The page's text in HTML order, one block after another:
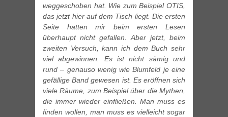
weggeschoben hat. Wie zum Beispiel OTIS,
das jetzt hier auf dem Tisch liegt. Die ersten
Seite hatten mir beim ersten Lesen
überhaupt nicht gefallen. Aber jetzt, beim
zweiten Versuch, kann ich dem Buch sehr
viel abgewinnen. Es ist nicht sämig und
rund – genauso wenig wie Blumfeld je eine
gefällige Band gewesen ist. Es eröffnen sich
viele Räume, zum Beispiel über die Mythen,
die immer wieder einfließen. Man muss es
finden wollen, man muss es vielleicht sogar